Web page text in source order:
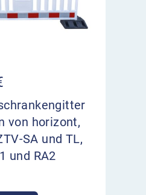
von horizont,
SA und TL,
und RA2